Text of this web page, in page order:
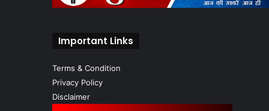
Important Links
Terms & Condition
Privacy Policy
Disclaimer